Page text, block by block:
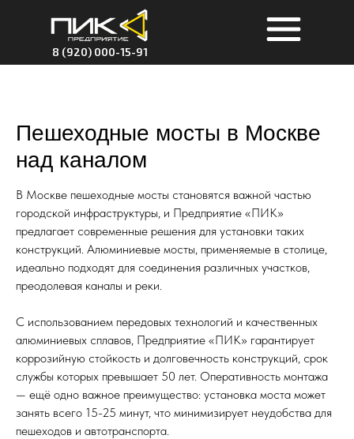
8 (920) 000-15-91
Пешеходные мосты в Москве
над каналом
В Москве пешеходные мосты становятся важной частью
городской инфраструктуры, и Предприятие «ПИК»
предлагает современные решения для установки таких
конструкций. Алюминиевые мосты, применяемые в столице,
идеально подходят для соединения различных участков,
преодолевая каналы и реки.
С использованием передовых технологий и качественных
алюминиевых сплавов, Предприятие «ПИК» гарантирует
коррозийную стойкость и долговечность конструкций, срок
службы которых превышает 50 лет. Оперативность монтажа
— ещё одно важное преимущество: установка моста может
занять всего 15-25 минут, что минимизирует неудобства для
пешеходов и автотранспорта.